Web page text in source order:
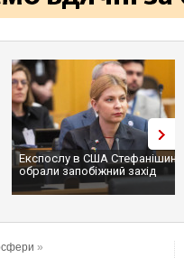
Експослу в США
обрали запобіжний захід
»